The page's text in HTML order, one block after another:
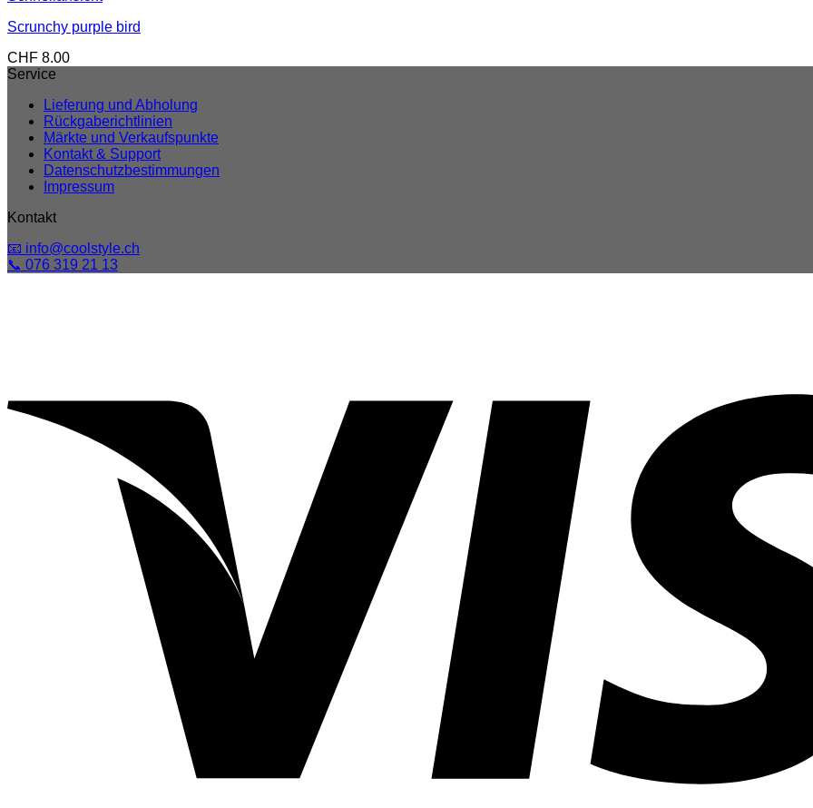
Scrunchy purple bird
CHF 8.00
Service
Lieferung und Abholung
Rückgaberichtlinien
Märkte und Verkaufspunkte
Kontakt & Support
Datenschutzbestimmungen
Impressum
Kontakt
📧 info@coolstyle.ch
📞 076 319 21 13